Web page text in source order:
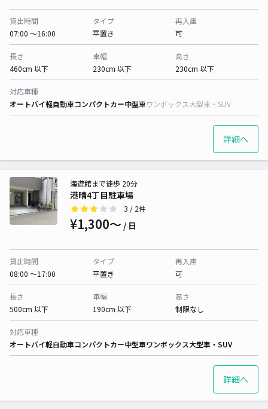
貸出時間
07:00 〜16:00
タイプ
平置き
再入庫
可
長さ
460cm 以下
車幅
230cm 以下
高さ
230cm 以下
対応車種
オートバイ軽自動車コンパクトカー中型車ワンボックス大型車・SUV
詳細へ
港晴4丁目駐車場
海遊館まで徒歩 20分
3 / 2件
¥1,300〜 / 日
貸出時間
08:00 〜17:00
タイプ
平置き
再入庫
可
長さ
500cm 以下
車幅
190cm 以下
高さ
制限なし
対応車種
オートバイ軽自動車コンパクトカー中型車ワンボックス大型車・SUV
詳細へ